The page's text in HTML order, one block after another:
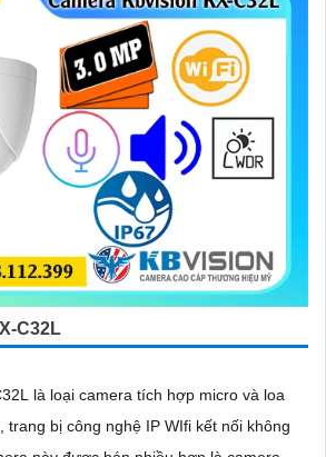
C32L
là loại camera tích hợp micro và loa
trang bị công nghệ IP WIfi kết nối không